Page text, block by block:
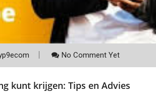
No Comment Yet
kunt krijgen: Tips en Advies